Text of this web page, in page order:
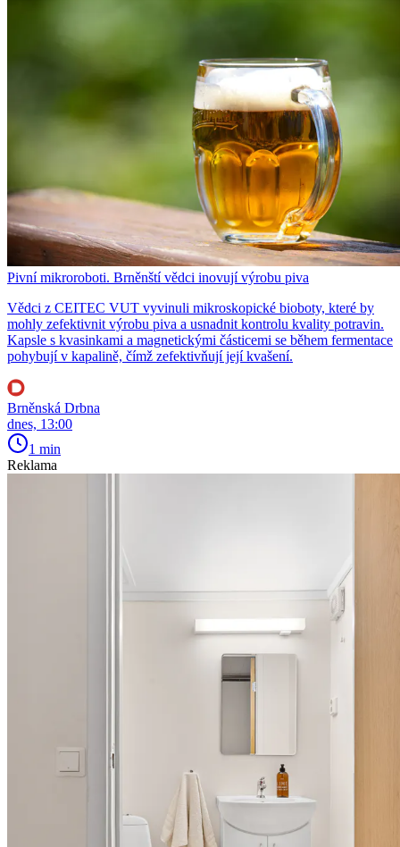
Pivní mikroroboti. Brněnští vědci inovují výrobu piva
Vědci z CEITEC VUT vyvinuli mikroskopické bioboty, které by
mohly zefektivnit výrobu piva a usnadnit kontrolu kvality potravin.
Kapsle s kvasinkami a magnetickými částicemi se během fermentace
pohybují v kapalině, čímž zefektivňují její kvašení.
Brněnská Drbna
dnes, 13:00
1 min
Reklama